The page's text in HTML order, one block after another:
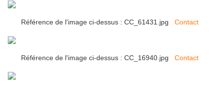
Référence de l'image ci-dessus : CC_61431.jpg Contact
Référence de l'image ci-dessus : CC_16940.jpg Contact